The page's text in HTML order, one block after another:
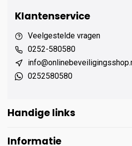
Klantenservice
Veelgestelde vragen
0252-580580
0252580580
Handige links
Informatie